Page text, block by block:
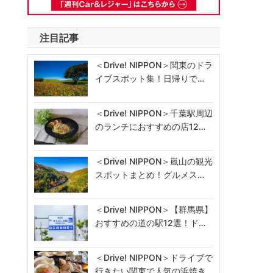
注目記事
＜Drive! NIPPON＞関東のドラ
イブスポット集！日帰りで…
＜Drive! NIPPON＞千葉駅周辺
のランチにおすすめの店12…
＜Drive! NIPPON＞嵐山の観光
スポットまとめ！グルメス…
＜Drive! NIPPON＞【群馬県】
おすすめの道の駅12選！ド…
＜Drive! NIPPON＞ドライブで